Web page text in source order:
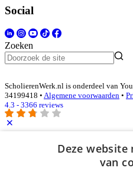
Social
Zoeken
ScholierenWerk.nl is onderdeel van
34199418 • Algemene voorwaarden •
4.3 - 3366 reviews
Inloggen als bedrijf
Deze
van